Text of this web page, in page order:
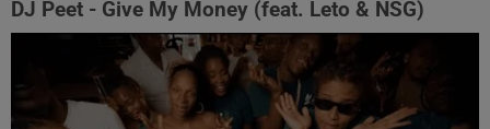
DJ Peet - Give My Money (feat. Leto & NSG)